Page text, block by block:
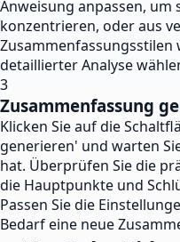
Anweisung anpassen, um
konzentrieren, oder aus
Zusammenfassungsstilen
detaillierter Analyse
3
Zusammenfassung
Klicken Sie auf die
generieren' und warten
hat. Überprüfen Sie die
die Hauptpunkte und
Passen Sie die
Bedarf eine neue